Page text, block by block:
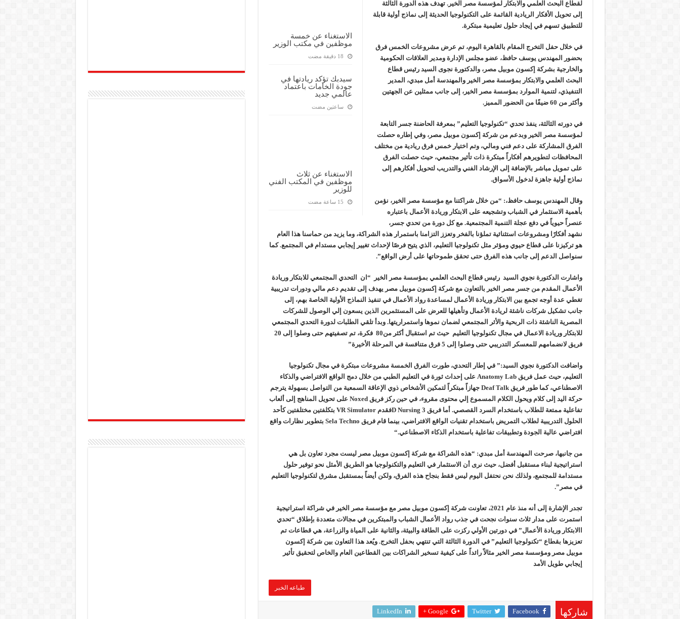
الاستغناء عن خمسة
موظفين في مكتب الوزير
سيدبك تؤكد ريادتها في
جودة الخامات باعتماد
عالمي جديد
‏ساعتين مضت
الاستغناء عن ثلاث
موظفين في المكتب الفني
للوزير
لقطاع البحث العلمي والابتكار لمؤسسة مصر الخير. تهدف هذه الدورة الثالثة
إلى تحويل الأفكار الريادية القائمة على التكنولوجيا الحديثة إلى نماذج أولية قابلة
للتطبيق تسهم في إيجاد حلول تعليمية مبتكرة.
في خلال حفل التخرج المقام بالقاهرة اليوم، تم عرض مشروعات الخمس فرق
بحضور المهندس يوسف حافظ، عضو مجلس الإدارة ومدير العلاقات الحكومية
والخارجية بشركة إكسون موبيل مصر، والدكتورة نجوى السيد رئيس قطاع
البحث العلمي والابتكار بمؤسسة مصر الخير والمهندسة أمل مبدي، المدير
التنفيذي، لتنمية الموارد بمؤسسة مصر الخير، إلى جانب ممثلين عن الجهتين
وأكثر من 60 ضيفًا من الحضور المميز
.
في دورته الثالثة، ينفذ تحدي “تكنولوجيا التعليم” بمعرفة الحاضنة جسر التابعة
لمؤسسة مصر الخير وبدعم من شركة إكسون موبيل مصر، وفي إطاره حصلت
الفرق المشاركة على دعم فني ومالي، وتم اختيار خمس فرق ريادية من مختلف
المحافظات لتطويرهم أفكاراً مبتكرة ذات تأثير مجتمعي، حيث حصلت الفرق
على تمويل مباشر بالإضافة إلى الإرشاد الفني والتدريب لتحويل أفكارهم إلى
نماذج أولية جاهزة لدخول الأسواق.
وقال المهندس يوسف حافظ،: “من خلال شراكتنا مع مؤسسة مصر الخير، نؤمن
بأهمية الاستثمار في الشباب وتشجيعه على الابتكار وريادة الأعمال باعتباره
عنصراً حيوياً في دفع عجلة التنمية المجتمعية. مع كل دورة من تحدي جسر،
نشهد أفكارًا ومشروعات استثنائية تملؤنا بالفخر وتعزز التزامنا باستمرار هذه الشراكة، وما يزيد من حماسنا هذا العام
هو تركيزنا على قطاع حيوي ومؤثر مثل تكنولوجيا التعليم، الذي يتيح فرصًا لإحداث تغيير إيجابي مستدام في المجتمع. كما
سنواصل الدعم إلى جانب هذه الفرق حتى تحقق طموحاتها على أرض الواقع.”
واشارت الدكتورة نجوي السيد رئيس قطاع البحث العلمي بمؤسسة مصر الخير “ان التحدي المجتمعي للابتكار وريادة
الأعمال المقدم من جسر مصر الخير بالتعاون مع شركة إكسون موبيل مصر يهدف إلى تقديم دعم مالي ودورات تدريبية
تغطي عدة أوجه تجمع بين الابتكار وريادة الأعمال لمساعدة رواد الأعمال في تنفيذ النماذج الأولية الخاصة بهم، إلى
جانب تشكيل شركات ناشئة لريادة الأعمال وتأهيلها للعرض على المستثمرين الذين يسعون إلي الوصول للشركات
المصرية الناشئة ذات الربحية والأثر المجتمعي لضمان نموها واستمراريتها. وبدأ تلقي الطلبات لدورة التحدي المجتمعي
للابتكار وريادة الاعمال في مجال تكنولوجيا التعليم حيث تم استقبال أكثر من80 فكرة، تم تصفيتهم حتى وصلوا إلى 20
فريق لانضمامهم للمعسكر التدريبي حتى وصلوا إلى 5 فرق متنافسة في المرحلة الأخيرة”
واضافت الدكتورة نجوي السيد:” في إطار التحدي، طورت الفرق الخمسة مشروعات مبتكرة في مجال تكنولوجيا
التعليم، حيث عمل فريق Anatomy Lab على إحداث ثورة في التعليم الطبي من خلال دمج الواقع الافتراضي والذكاء
الاصطناعي، كما طور فريق Deaf Talkجهازاً مبتكراً لتمكين الأشخاص ذوي الإعاقة السمعية من التواصل بسهولة يترجم
حركة اليد إلى كلام ويحول الكلام المسموع إلي محتوى مقروء، في حين ركز فريق Noxed على تحويل المناهج إلى ألعاب
تفاعلية ممتعة للطلاب باستخدام السرد القصصي. أما فريق 3
D Nursingفقدم VR Simulator بتكلفتين مختلفتين كأحد
الحلول التدريبية لطلاب التمريض باستخدام تقنيات الواقع الافتراضي، بينما قام فريق Sela Techno بتطوير نظارات واقع
افتراضي عالية الجودة وتطبيقات تفاعلية باستخدام الذكاء الاصطناعي.
“
من جانبها، صرحت المهندسة أمل مبدي: “هذه الشراكة مع شركة إكسون موبيل مصر ليست مجرد تعاون بل هي
استراتيجية لبناء مستقبل أفضل، حيث نرى أن الاستثمار في التعليم والتكنولوجيا هو الطريق الأمثل نحو توفير حلول
مستدامة للمجتمع، ولذلك نحن نحتفل اليوم ليس فقط بنجاح هذه الفرق، ولكن أيضاً بمستقبل مشرق لتكنولوجيا التعليم
في مصر .”
تجدر الإشارة إلى أنه منذ عام 2021، تعاونت شركة إكسون موبيل مصر مع مؤسسة مصر الخير في شراكة استراتيجية
استمرت على مدار ثلاث سنوات نجحت في جذب رواد الأعمال الشباب والمبتكرين في مجالات متعددة بإطلاق “تحدي
االابتكار وريادة الأعمال” في دورتين الأولي ركزت على الطاقة والبيئة، والثانية على المياة والزراعة، هي قطاعات تم
تعزيزها بقطاع “تكنولوجيا التعليم” في الدورة الثالثة التي تنتهي بحفل التخرج. ويُعد هذا التعاون بين شركة إكسون
موبيل مصر ومؤسسة مصر الخير مثالاً رائداً على كيفية تسخير الشراكات بين القطاعين العام والخاص لتحقيق تأثير
إيجابي طويل الأمد
طباعه الخبر
شاركها Facebook
Twitter
Google +
LinkedIn